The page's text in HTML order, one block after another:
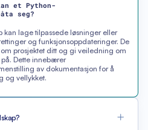
et Python-
seg?
kan lage tilpassede løsninger eller
og funksjonsoppdateringer. De
prosjektet ditt og gi veiledning om
Dette innebærer
av dokumentasjon for å
og vellykket.